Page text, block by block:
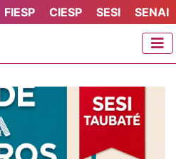
FIESP CIESP SESI SENAI